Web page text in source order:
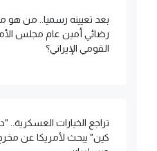
بعد تعيينه رسميا.. من
رضائي أمين عام مجلس
القومي الإيراني؟
تراجع الخيارات العسكرية..
كين" يبحث لأمريكا عن